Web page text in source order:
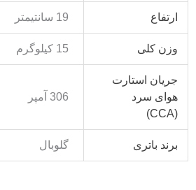
ارتفاع 19 سانتیمتر
وزن کلی 15 کیلوگرم
جریان استارت
هوای سرد
(CCA)
306 آمپر
برند باتری گلوبال